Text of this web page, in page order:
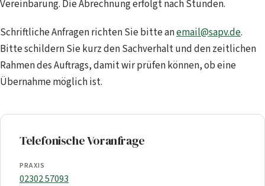
Vereinbarung. Die Abrechnung erfolgt nach Stunden.
Schriftliche Anfragen richten Sie bitte anemail@sapv.de.
Bitte schildern Sie kurz den Sachverhalt und den zeitlichen
Rahmen des Auftrags, damit wir prüfen können, ob eine
Übernahme möglich ist.
Telefonische Voranfrage
PRAXIS
02302 57093